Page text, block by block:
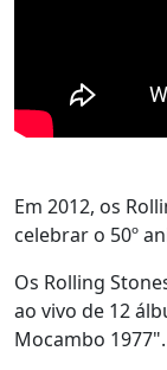
Em 2012, os
celebrar o 50º
Os Rolling
ao vivo de 12
Mocambo 1977".